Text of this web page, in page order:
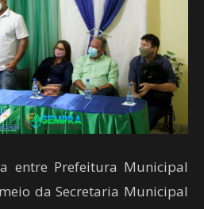
entre Prefeitura Municipal
da Secretaria Municipal